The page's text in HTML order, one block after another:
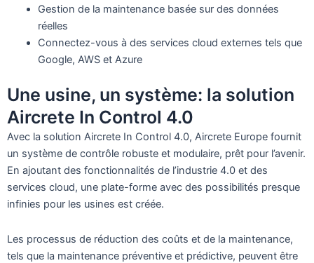
Gestion de la maintenance basée sur des données
réelles
Connectez-vous à des services cloud externes tels que
Google, AWS et Azure
Une usine, un système: la solution
Aircrete In Control 4.0
Avec la solution Aircrete In Control 4.0, Aircrete Europe fournit
un système de contrôle robuste et modulaire, prêt pour l’avenir.
En ajoutant des fonctionnalités de l’industrie 4.0 et des
services cloud, une plate-forme avec des possibilités presque
infinies pour les usines est créée.
Les processus de réduction des coûts et de la maintenance,
tels que la maintenance préventive et prédictive, peuvent être